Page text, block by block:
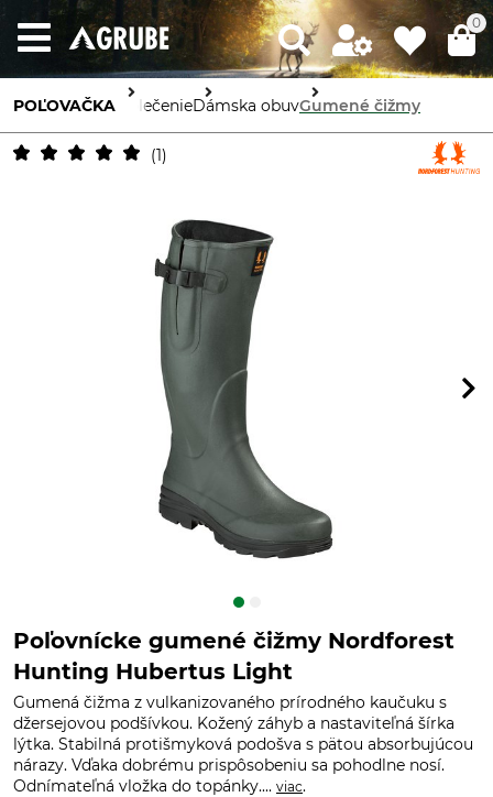
0
POĽOVAČKA OblečenieDámska obuvGumené čižmy
1
Poľovnícke gumené čižmy Nordforest
Hunting Hubertus Light
Gumená čižma z vulkanizovaného prírodného kaučuku s
džersejovou podšívkou. Kožený záhyb a nastaviteľná šírka
lýtka. Stabilná protišmyková podošva s pätou absorbujúcou
nárazy. Vďaka dobrému prispôsobeniu sa pohodlne nosí.
Odnímateľná vložka do topánky.... viac.